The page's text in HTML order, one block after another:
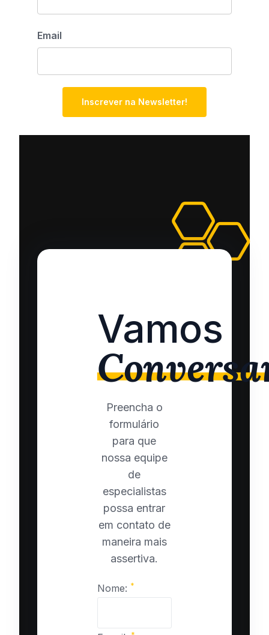
Email
Inscrever na Newsletter!
Vamos
Preencha o
formulário
para que
nossa equipe
de
especialistas
possa entrar
em contato de
maneira mais
assertiva.
Nome: *